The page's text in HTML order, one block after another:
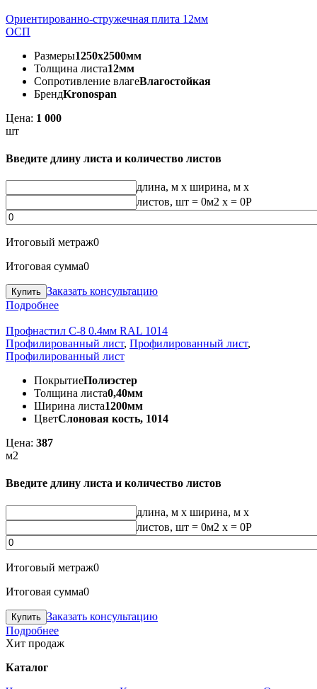
Ориентированно-стружечная плита 12мм
ОСП
Размеры1250х2500мм
Толщина листа12мм
Сопротивление влагеВлагостойкая
БрендKronospan
Цена: 1 000
шт
Введите длину листа и количество листов
длина, м x ширина, м x
листов, шт = 0м2 x = 0Р
Итоговый метраж0
Итоговая сумма0
Заказать консультацию
Подробнее
Профнастил С-8 0.4мм RAL 1014
Профилированный лист, Профилированный лист,
Профилированный лист
ПокрытиеПолиэстер
Толщина листа0,40мм
Ширина листа1200мм
ЦветСлоновая кость, 1014
Цена: 387
м2
Введите длину листа и количество листов
длина, м x ширина, м x
листов, шт = 0м2 x = 0Р
Итоговый метраж0
Итоговая сумма0
Заказать консультацию
Подробнее
Хит продаж
Каталог